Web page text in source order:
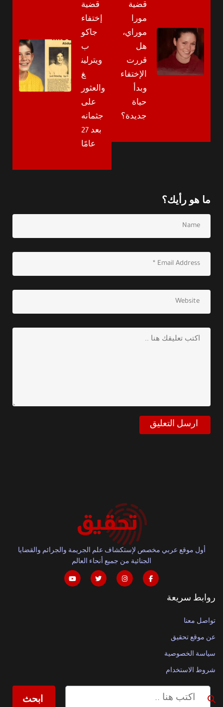
قضية
مورا
موراي،
هل
قررت
الإختفاء
وبدأ
حياة
جديدة؟
قضية
إختفاء
جاكو
ب
ويترلين
غ
والعثور
على
جثمانه
بعد 27
عامًا
ما هو رأيك؟
أول موقع عربي مخصص لإستكشاف علم الجريمة والجرائم والقضايا
الجنائية من جميع أنحاء العالم
روابط سريعة
تواصل معنا
عن موقع تحقيق
سياسة الخصوصية
شروط الاستخدام
ابحث